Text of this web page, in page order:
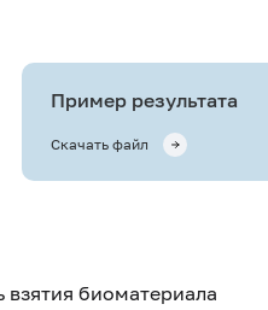
Пример результата
Скачать файл
взятия биоматериала